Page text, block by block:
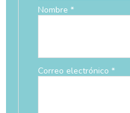
Nombre *
Correo electrónico *